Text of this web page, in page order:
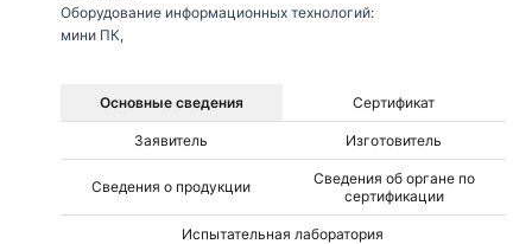
Оборудование информационных технологий:
мини ПК,
Основные сведения Сертификат
Заявитель Изготовитель
Сведения о продукции
Сведения об органе по
сертификации
Испытательная лаборатория